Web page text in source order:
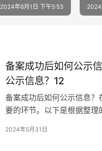
2024年6月1日 下午5:53 2024
备案成功后如何公示
公示信息？12
备案成功后如何公示信息
要的环节。以下是根据整理
2024年5月31日